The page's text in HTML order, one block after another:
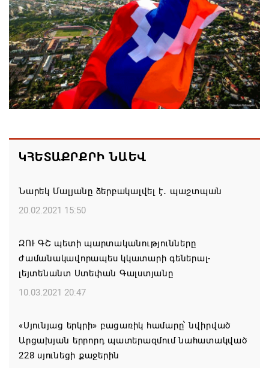
իրականացումը
08.08.2026 12:32
Մաքսիմ Հակոբյանն այսօր կդառնար 77
տարեկան
08.08.2026 09:40
մտահոգություն է հայտնել Եկեղեցու շուրջ
ստեղծված իրավիճակի հետ կապված
Միասնական աղոթք և Ամենայն Հայոց
Միածնաէջ Մայր Տաճարում
07.08.2026 19:50
Ժամանակակից Բելառուսին պակասում է այն
ժամանակներում, հայտարարել է Ալեքսանդր
Լուկաշենկոն
07.08.2026 17:16
ԿՀԵՏԱՔՐՔՐԻ ՆԱԵՎ
Նարեկ Մալյանը ձերբակալվել է․ պաշտպան
20.02.2021 15:50
ԶՈՒ ԳՇ պետի պարտականությունները
ժամանակավորապես կկատարի գեներալ-
լեյտենանտ Ստեփան Գալստյանը
10.03.2021 20:47
«Սյունյաց երկրի» բացառիկ համարը՝ նվիրված
Արցախյան երրորդ պատերազմում նահատակված
228 սյունեցի քաջերին